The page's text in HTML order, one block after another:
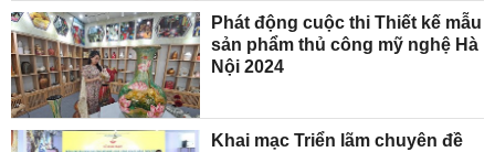
Phát động cuộc thi Thiết kế mẫu
sản phẩm thủ công mỹ nghệ Hà
Nội 2024
Khai mạc Triển lãm chuyên đề